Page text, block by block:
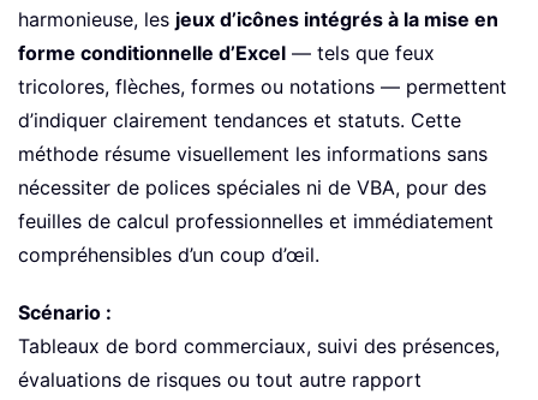
harmonieuse, les jeux d’icônes intégrés à la mise en
forme conditionnelle d’Excel — tels que feux
tricolores, flèches, formes ou notations — permettent
d’indiquer clairement tendances et statuts. Cette
méthode résume visuellement les informations sans
nécessiter de polices spéciales ni de VBA, pour des
feuilles de calcul professionnelles et immédiatement
compréhensibles d’un coup d’œil.
Scénario :
Tableaux de bord commerciaux, suivi des présences,
évaluations de risques ou tout autre rapport